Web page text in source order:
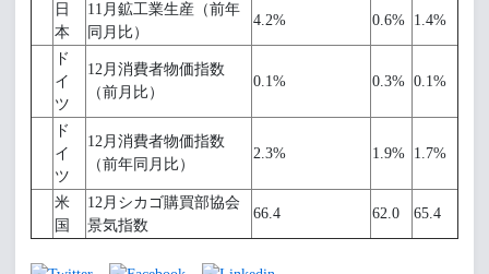
日
本
11月鉱工業生産（前年
同月比）
4.2% 0.6% 1.4%
ド
イ
ツ
12月消費者物価指数
（前月比）
0.1% 0.3% 0.1%
ド
イ
ツ
12月消費者物価指数
（前年同月比）
2.3% 1.9% 1.7%
米
国
12月シカゴ購買部協会
景気指数
66.4 62.0 65.4